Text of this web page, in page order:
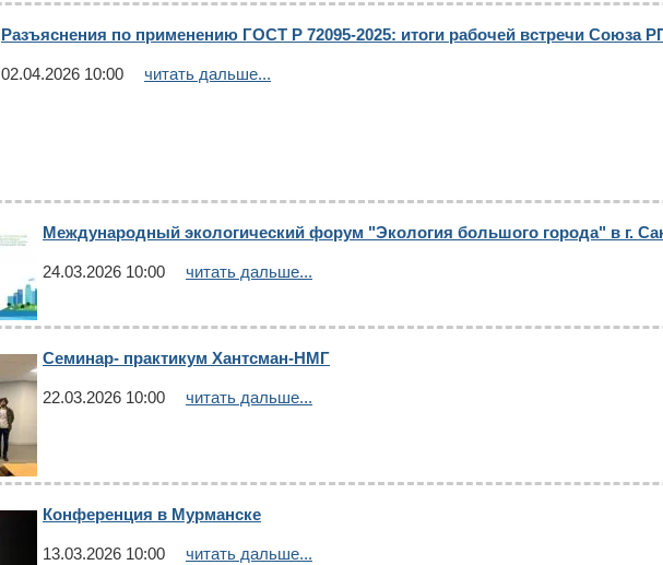
Разъяснения по применению ГОСТ Р 72095-2025: итоги рабочей встречи Союза
02.04.2026 10:00 читать дальше...
Международный экологический форум "Экология большого города" в г.
24.03.2026 10:00 читать дальше...
Семинар- практикум Хантсман-НМГ
22.03.2026 10:00 читать дальше...
Конференция в Мурманске
13.03.2026 10:00 читать дальше...